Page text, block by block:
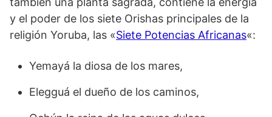
y el poder de los siete Orishas principales de la
religión Yoruba, las «Siete Potencias Africanas«:
Yemayá la diosa de los mares,
Elegguá el dueño de los caminos,